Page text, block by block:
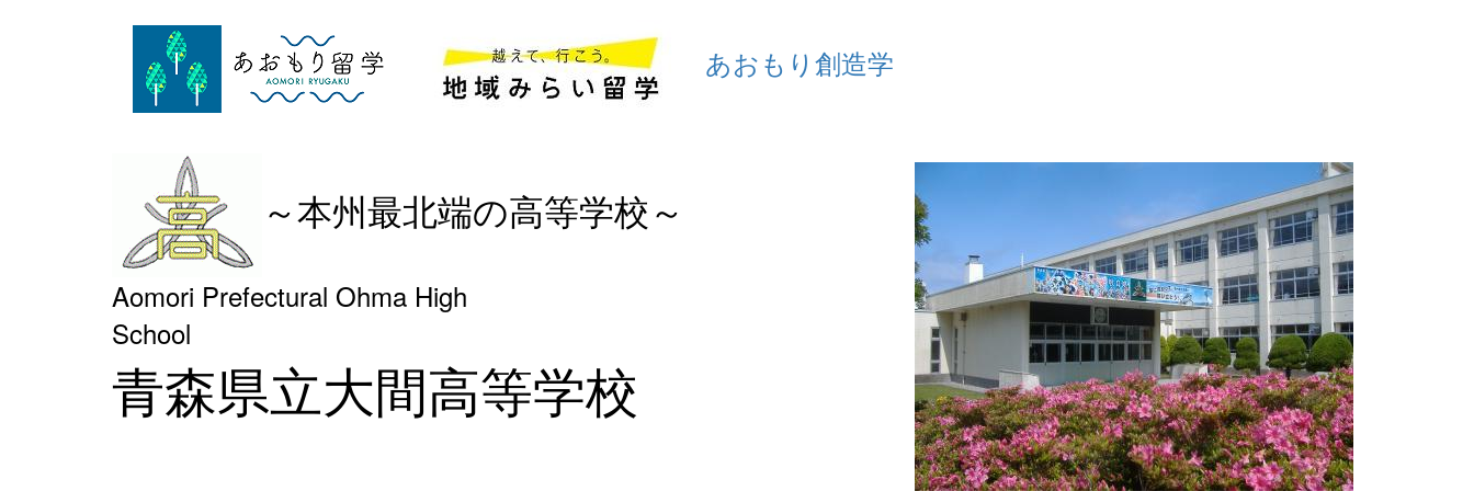
あおもり創造学
～本州最北端の高等学校～
Aomori Prefectural Ohma High
School
青森県立大間高等学校